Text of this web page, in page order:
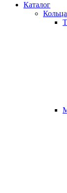
Каталог
Кольца